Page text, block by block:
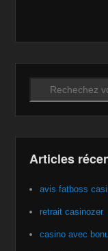
Recherche
Articles
avis fatboss
retrait casinozer
casino avec